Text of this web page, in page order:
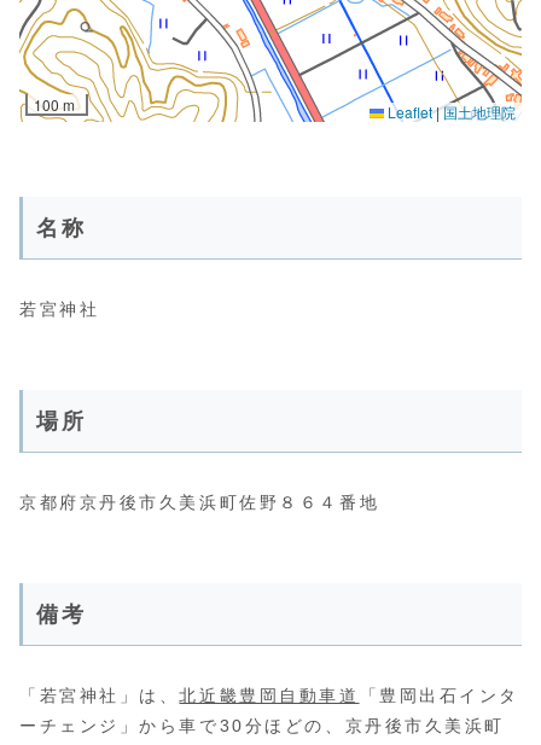
名称
若宮神社
場所
京都府京丹後市久美浜町佐野８６４番地
備考
「若宮神社」は、北近畿豊岡自動車道
「豊岡出石インタ
ーチェンジ」から車で30分ほどの、京丹後市久美浜町